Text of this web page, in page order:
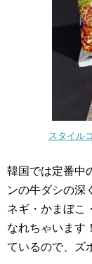
スタイル
韓国では定番中
ンの牛ダシの深
ネギ・かまぼこ
なれちゃいます
ているので、ズ